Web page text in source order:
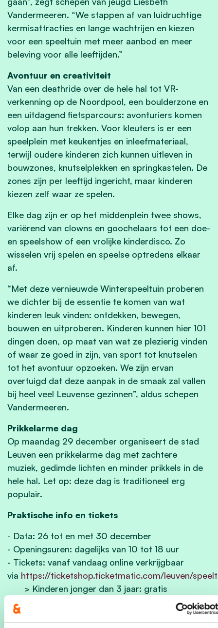
Vandermeeren. “We stappen af van luidruchtige
kermisattracties en lange wachtrijen en kiezen
voor een speeltuin met meer aanbod en meer
beleving voor alle leeftijden.”
Avontuur en creativiteit
Van een deathride over de hele hal tot VR-
verkenning op de Noordpool, een boulderzone en
een uitdagend fietsparcours: avonturiers komen
volop aan hun trekken. Voor kleuters is er een
speelplein met keukentjes en inleefmateriaal,
terwijl oudere kinderen zich kunnen uitleven in
bouwzones, knutselplekken en springkastelen. De
zones zijn per leeftijd ingericht, maar kinderen
kiezen zelf waar ze spelen.
Elke dag zijn er op het middenplein twee shows,
variërend van clowns en goochelaars tot een doe-
en speelshow of een vrolijke kinderdisco. Zo
wisselen vrij spelen en speelse optredens elkaar
af.
“Met deze vernieuwde Winterspeeltuin proberen
we dichter bij de essentie te komen van wat
kinderen leuk vinden: ontdekken, bewegen,
bouwen en uitproberen. Kinderen kunnen hier 101
dingen doen, op maat van wat ze plezierig vinden
of waar ze goed in zijn, van sport tot knutselen
tot het avontuur opzoeken. We zijn ervan
overtuigd dat deze aanpak in de smaak zal vallen
bij heel veel Leuvense gezinnen”, aldus schepen
Vandermeeren.
Prikkelarme dag
​Op maandag 29 december organiseert de stad
Leuven een prikkelarme dag met zachtere ​
muziek, gedimde lichten en minder prikkels in de
hele hal. Let op: deze dag is traditioneel erg
populair.
Praktische info en tickets
- Data: 26 tot en met 30 december ​
​- Openingsuren: dagelijks van 10 tot 18 uur ​
​- Tickets: vanaf vandaag online verkrijgbaar
via https://ticketshop.ticketmatic.com/leuven/
​​ ​ ​ ​ ​ ​ ​ > Kinderen jonger dan 3 jaar: gratis
​​ ​ ​ ​ ​ ​ ​ > Kinderen van 3 tot 12 jaar: ​
​​ ​ ​ ​ ​ ​ ​ ​ ​ ​ - Leuvenaars: 12 euro